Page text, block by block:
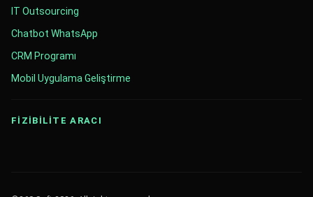
IT Outsourcing
Chatbot WhatsApp
CRM Programı
Mobil Uygulama Geliştirme
FİZİBİLİTE ARACI